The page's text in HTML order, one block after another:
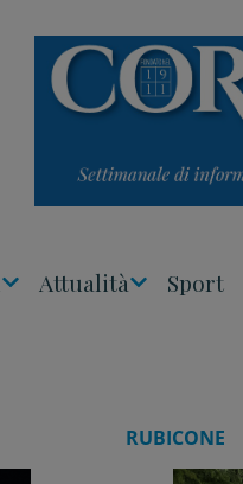
Attualità Sport
RUBICONE